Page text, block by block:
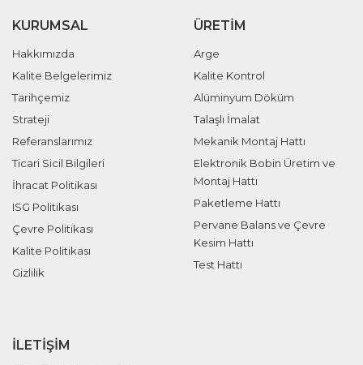
KURUMSAL
Hakkımızda
Kalite Belgelerimiz
Tarihçemiz
Strateji
Referanslarımız
Ticari Sicil Bilgileri
İhracat Politikası
ISG Politikası
Çevre Politikası
Kalite Politikası
Gizlilik
ÜRETIM
Arge
Kalite Kontrol
Alüminyum Döküm
Talaşlı İmalat
Mekanik Montaj Hattı
Elektronik Bobin Üretim ve
Montaj Hattı
Paketleme Hattı
Pervane Balans ve Çevre
Kesim Hattı
Test Hattı
İLETIŞIM